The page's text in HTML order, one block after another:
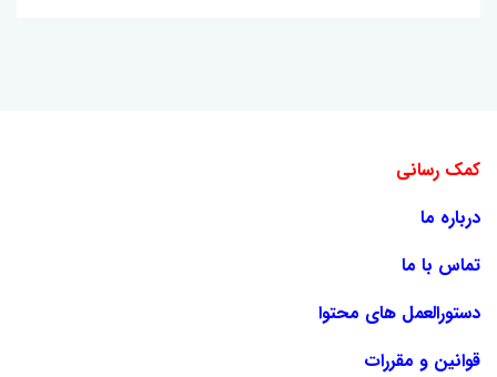
کمک رسانی
درباره ما
تماس با ما
دستورالعمل های محتوا
قوانین و مقررات